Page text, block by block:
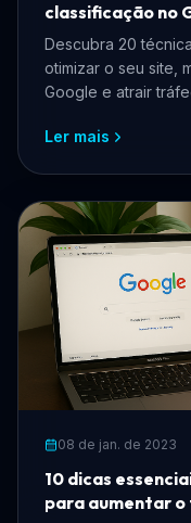
classificação no
Descubra 20
otimizar o seu site,
Google e atrair
Ler mais
08 de jan. de 2023
10 dicas
para aumentar